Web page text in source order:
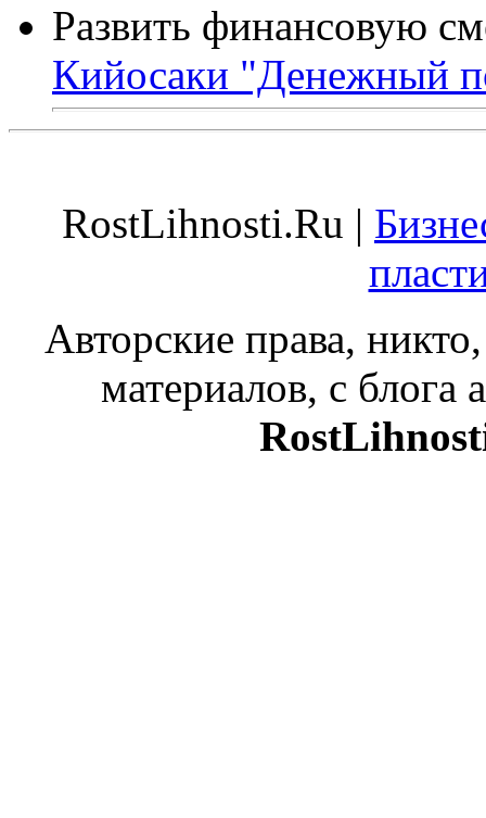
Развить финансовую
Кийосаки "Денежный
RostLihnosti.Ru |
Авторские права,
материалов, с блога